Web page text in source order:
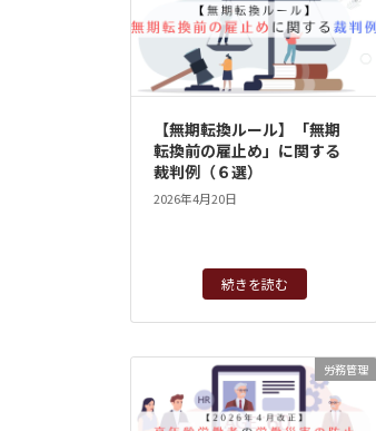
【無期転換ルール】「無期
転換前の雇止め」に関する
裁判例（６選）
2026年4月20日
続きを読む
労務管理